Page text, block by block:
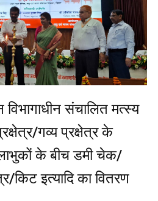
संचालित मत्स्य
गव्य प्रक्षेत्र के
लाभुकों के बीच डमी चेक/
किट इत्यादि का वितरण